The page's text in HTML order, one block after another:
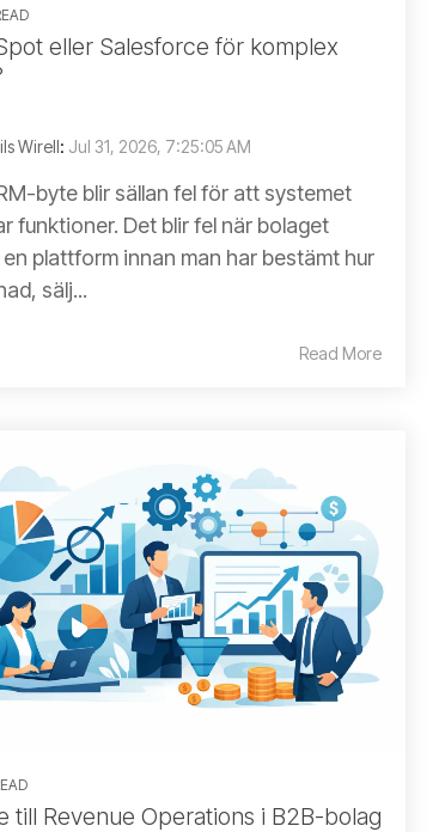
eller Salesforce för komplex
Wirell: Jul 31, 2026, 7:25:05 AM
byte blir sällan fel för att systemet
funktioner. Det blir fel när bolaget
plattform innan man har bestämt hur
sälj...
Read More
till Revenue Operations i B2B-bolag